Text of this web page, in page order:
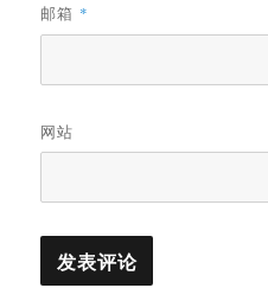
邮箱 *
网站